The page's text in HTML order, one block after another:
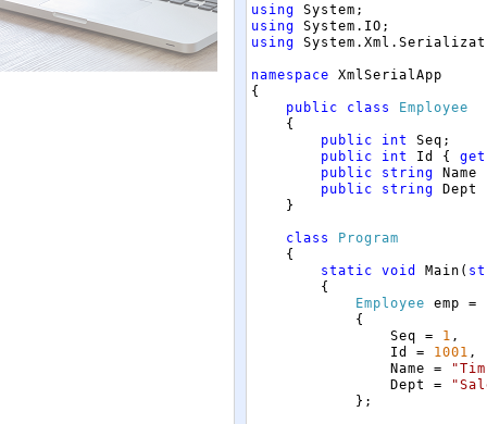
using System ;
using
System . IO ;
using
System . Xml .
namespace
XmlSerialApp
{
public
class
Employee
{
public
int Seq ;
public
int Id { get
public
string Name
public
string Dept
}
class
Program
{
static
void Main (
{
Employee
emp =
{
Seq
= 1 ,
Id
= 1001 ,
Name
=
Dept
=
} ;